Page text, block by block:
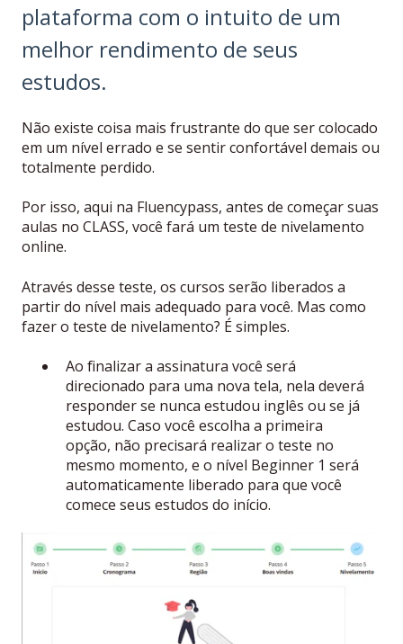
plataforma com o intuito de um
melhor rendimento de seus
estudos.
Não existe coisa mais frustrante do que ser colocado
em um nível errado e se sentir confortável demais ou
totalmente perdido.
Por isso, aqui na Fluencypass, antes de começar suas
aulas no CLASS, você fará um teste de nivelamento
online.
Através desse teste, os cursos serão liberados a
partir do nível mais adequado para você. Mas como
fazer o teste de nivelamento? É simples.
Ao finalizar a assinatura você será
direcionado para uma nova tela, nela deverá
responder se nunca estudou inglês ou se já
estudou. Caso você escolha a primeira
opção, não precisará realizar o teste no
mesmo momento, e o nível Beginner 1 será
automaticamente liberado para que você
comece seus estudos do início.